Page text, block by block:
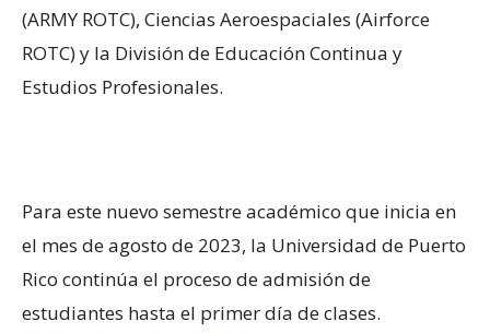
(ARMY ROTC), Ciencias Aeroespaciales (Airforce
ROTC) y la División de Educación Continua y
Estudios Profesionales.
Para este nuevo semestre académico que inicia en
el mes de agosto de 2023, la Universidad de Puerto
Rico continúa el proceso de admisión de
estudiantes hasta el primer día de clases.